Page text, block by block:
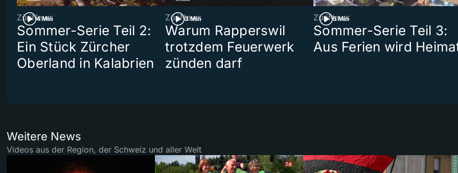
4 Min
ZüriNews
Sommer-Serie Teil 2:
Ein Stück Zürcher
Oberland in Kalabrien
3 Min
ZüriNews
Warum Rapperswil
trotzdem Feuerwerk
zünden darf
5 Min
ZüriNews
Sommer-Serie Teil 3:
Aus Ferien wird
Weitere News
Videos aus der Region, der Schweiz und aller Welt